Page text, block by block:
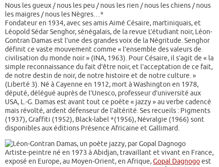
Nous les gueux / nous les peu / nous les rien / nous les chiens / nous
les maigres / nous les Nègres…*
Fondateur en 1934, avec ses amis Aimé Césaire, martiniquais, et
Léopold Sédar Senghor, sénégalais, de la revue L’étudiant noir, Léon-
Gontran Damas est l’une des grandes voix de la Négritude. Senghor
définit ce vaste mouvement comme « l’ensemble des valeurs de
civilisation du monde noir » (INA, 1963). Pour Césaire, il s’agit de « la
simple reconnaissance du fait d’être noir, et l’acceptation de ce fait,
de notre destin de noir, de notre histoire et de notre culture. »
(Liberté 3). Né à Cayenne en 1912, mort à Washington en 1978,
député, délégué auprès de l’Unesco, professeur d’université aux
USA, L.-G. Damas est avant tout ce poète « jazzy » au verbe cadencé
mais révolté, ardent défenseur de l’altérité. Ses recueils : Pigments
(1937), Graffiti (1952), Black-label *(1956), Névralgie (1966) sont
disponibles aux éditions Présence Africaine et Gallimard.
Artiste-peintre né en 1973 à Abidjan, travaillant et vivant en France,
exposé en Europe, au Moyen-Orient, en Afrique,Gopal Dagnogoest